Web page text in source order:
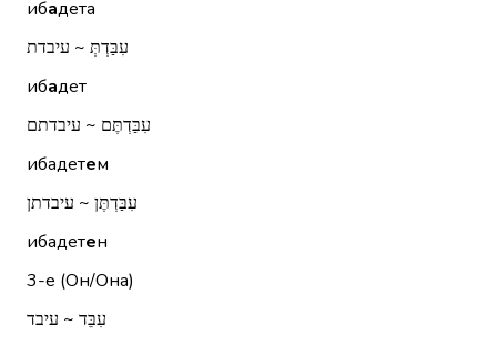
ибадета
עִבַּדְתְּ ~ עיבדת
ибадет
עִבַּדְתֶּם ~ עיבדתם
ибадетем
עִבַּדְתֶּן ~ עיבדתן
ибадетен
3-е (Он/Она)
עִבֵּד ~ עיבד